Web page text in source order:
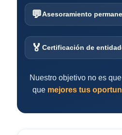
💬Asesoramiento
🏅 Certificación de
Nuestro objetivo no es
que mejores tus